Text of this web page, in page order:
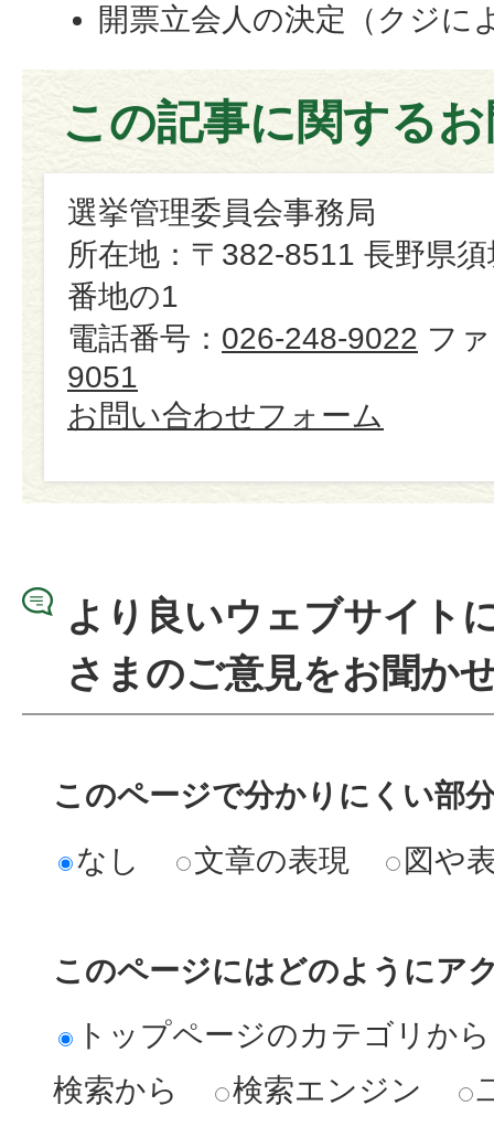
開票立会人の決定（クジに
この記事に関する
選挙管理委員会事務局
所在地：〒382-8511 長野県
番地の1
電話番号： 026-248-9022 フ
9051
お問い合わせフォーム
より良いウェブサイト
さまのご意見をお聞か
このページで分かりにくい部
なし
文章の表現 図や
このページにはどのようにア
トップページのカテゴリから
検索から
検索エンジン